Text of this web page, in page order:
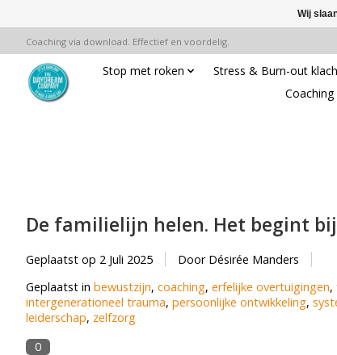
Coaching via download. Effectief en voordelig.
Stop met roken Stress & Burn-out
De familielijn helen. Het begint
Geplaatst op 2 Juli 2025
Door Désirée Manders
Geplaatst in bewustzijn, coaching, erfelijke overtuigingen,
intergenerationeel trauma, persoonlijke ontwikkeling,
leiderschap, zelfzorg
0
Wij